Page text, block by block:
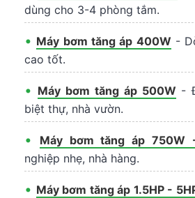
dùng cho 3-4 phòng tắm.
• Máy bơm tăng áp 400W -
cao tốt.
• Máy bơm tăng áp 500W -
biệt thự, nhà vườn.
• Máy bơm tăng áp 750W
nghiệp nhẹ, nhà hàng.
• Máy bơm tăng áp 1.5HP -